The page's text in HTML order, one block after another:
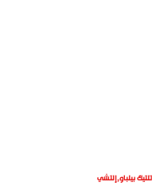
بيلباو,إلتشي